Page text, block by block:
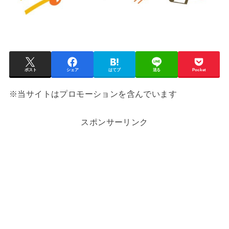
ポスト シェア はてブ 送る Pocket
※当サイトはプロモーションを含んでいます
スポンサーリンク